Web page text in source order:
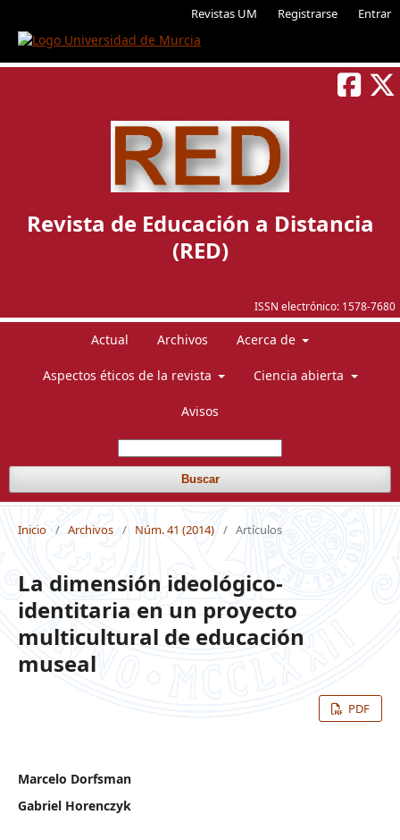
Revistas UM Registrarse Entrar
ISSN electrónico: 1578-7680
Revista de Educación a Distancia
(RED)
Actual Archivos Acerca de
Aspectos éticos de la revista Ciencia abierta
Avisos
Buscar
Inicio / Archivos / Núm. 41 (2014) / Artículos
La dimensión ideológico-
identitaria en un proyecto
multicultural de educación
museal
PDF
Marcelo Dorfsman
Gabriel Horenczyk